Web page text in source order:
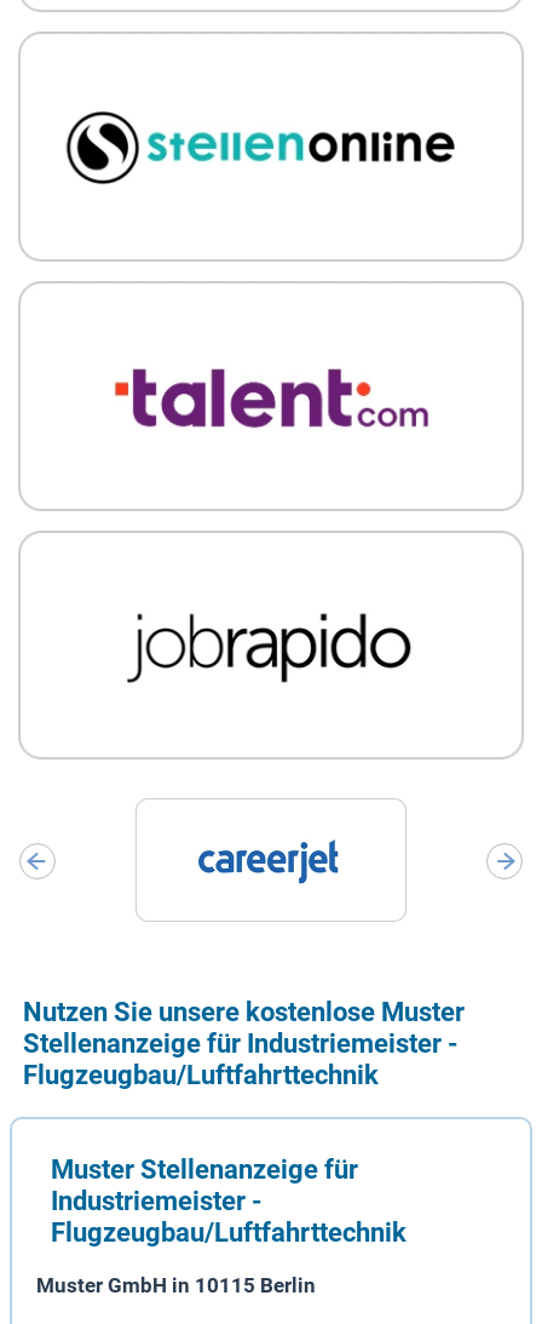
Nutzen Sie unsere kostenlose Muster
Stellenanzeige für Industriemeister -
Flugzeugbau/Luftfahrttechnik
Muster Stellenanzeige für
Industriemeister -
Flugzeugbau/Luftfahrttechnik
Muster GmbH in 10115 Berlin